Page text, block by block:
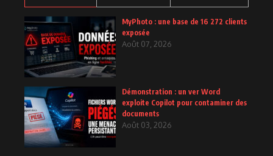
MyPhoto : une base de 16 272 clients
exposée
Août 07, 2026
Démonstration : un ver Word
exploite Copilot pour contaminer des
documents
Août 03, 2026